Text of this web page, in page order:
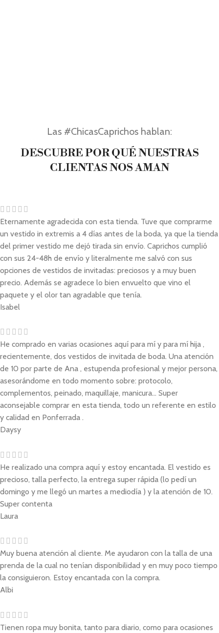
Las #ChicasCaprichos hablan:
DESCUBRE POR QUÉ NUESTRAS
CLIENTAS NOS AMAN
Eternamente agradecida con esta tienda. Tuve que comprarme
un vestido in extremis a 4 días antes de la boda, ya que la tienda
del primer vestido me dejó tirada sin envío. Caprichos cumplió
con sus 24-48h de envío y literalmente me salvó con sus
opciones de vestidos de invitadas: preciosos y a muy buen
precio. Además se agradece lo bien envuelto que vino el
paquete y el olor tan agradable que tenía.
Isabel
He comprado en varias ocasiones aquí para mí y para mí hija ,
recientemente, dos vestidos de invitada de boda. Una atención
de 10 por parte de Ana , estupenda profesional y mejor persona,
asesorándome en todo momento sobre: protocolo,
complementos, peinado, maquillaje, manicura... Super
aconsejable comprar en esta tienda, todo un referente en estilo
y calidad en Ponferrada .
Daysy
He realizado una compra aquí y estoy encantada. El vestido es
precioso, talla perfecto, la entrega super rápida (lo pedí un
domingo y me llegó un martes a mediodía ) y la atención de 10.
Super contenta
Laura
Muy buena atención al cliente. Me ayudaron con la talla de una
prenda de la cual no tenían disponibilidad y en muy poco tiempo
la consiguieron. Estoy encantada con la compra.
Albi
Tienen ropa muy bonita, tanto para diario, como para ocasiones